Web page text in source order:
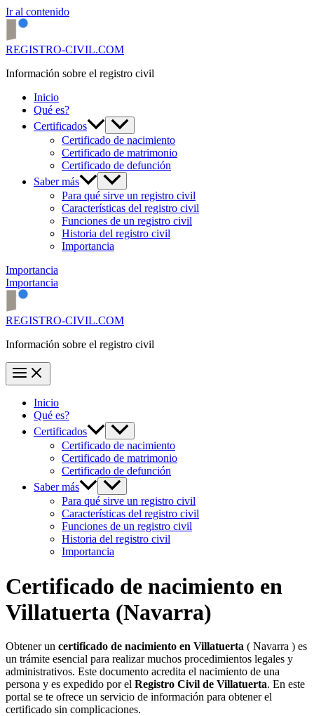
Ir al contenido
REGISTRO-CIVIL.COM
Información sobre el registro civil
Inicio
Qué es?
Certificados
Certificado de nacimiento
Certificado de matrimonio
Certificado de defunción
Saber más
Para qué sirve un registro civil
Características del registro civil
Funciones de un registro civil
Historia del registro civil
Importancia
Importancia
Importancia
REGISTRO-CIVIL.COM
Información sobre el registro civil
Inicio
Qué es?
Certificados
Certificado de nacimiento
Certificado de matrimonio
Certificado de defunción
Saber más
Para qué sirve un registro civil
Características del registro civil
Funciones de un registro civil
Historia del registro civil
Importancia
Certificado de nacimiento en
Villatuerta (Navarra)
Obtener un certificado de nacimiento en Villatuerta ( Navarra ) es
un trámite esencial para realizar muchos procedimientos legales y
administrativos. Este documento acredita el nacimiento de una
persona y es expedido por el Registro Civil de Villatuerta. En este
portal se te ofrece un servicio de información para obtener el
certificado sin complicaciones.